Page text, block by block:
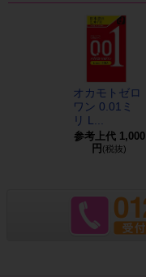
オカモトゼロ
ワン 0.01ミ
リ L...
参考上代 1,000
円 (税抜)